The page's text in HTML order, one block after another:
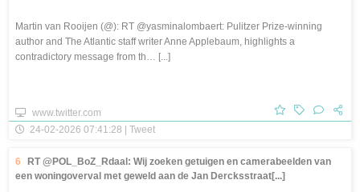
Martin van Rooijen (@): RT @yasminalombaert: Pulitzer Prize-winning
author and The Atlantic staff writer Anne Applebaum, highlights a
contradictory message from th… [...]
www.twitter.com
24-02-2026 07:41:28 | Tweet
6
RT @POL_BoZ_Rdaal: Wij zoeken getuigen en camerabeelden van
een woningoverval met geweld aan de Jan Dercksstraat[...]